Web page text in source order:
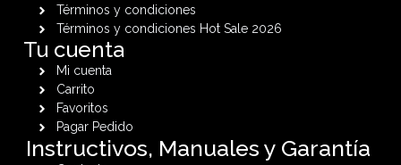
Términos y condiciones
Términos y condiciones Hot Sale 2026
Tu cuenta
Mi cuenta
Carrito
Favoritos
Pagar Pedido
Instructivos, Manuales y Garantía